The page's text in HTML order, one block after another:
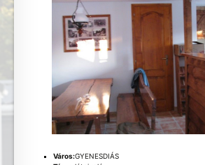
Város:GYENESDIÁS